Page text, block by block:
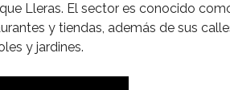
Lleras. El sector es conocido
y tiendas, además de sus
y jardines.